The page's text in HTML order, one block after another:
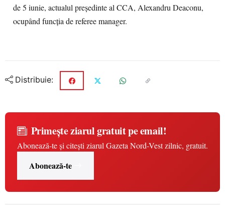
de 5 iunie, actualul preşedinte al CCA, Alexandru Deaconu,
ocupând funcţia de referee manager.
Distribuie:
Primește ziarul gratuit pe email!
Abonează-te și citești ziarul Gazeta Nord-Vest zilnic, gratuit.
Abonează-te